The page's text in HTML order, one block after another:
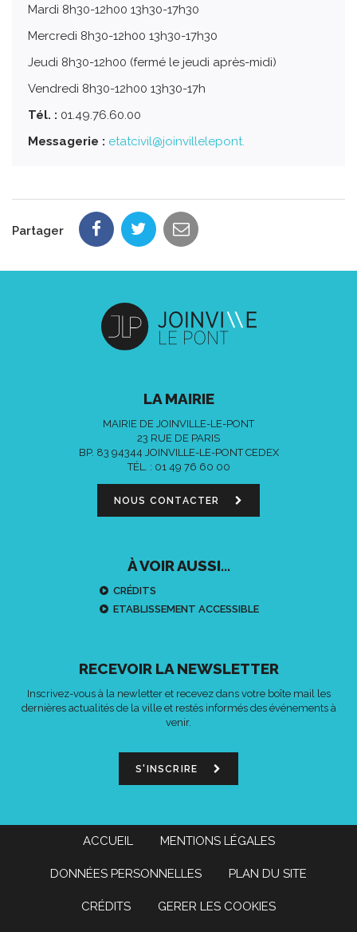
Mardi 8h30-12h00 13h30-17h30
Mercredi 8h30-12h00 13h30-17h30
Jeudi 8h30-12h00 (fermé le jeudi après-midi)
Vendredi 8h30-12h00 13h30-17h
Tél. : 01.49.76.60.00
Messagerie : etatcivil@joinvillelepont.
Partager
LA MAIRIE
MAIRIE DE JOINVILLE-LE-PONT
23 RUE DE PARIS
BP. 83 94344 JOINVILLE-LE-PONT CEDEX
TÉL. : 01 49 76 60 00
NOUS CONTACTER
À VOIR AUSSI...
CRÉDITS
ETABLISSEMENT ACCESSIBLE
RECEVOIR LA NEWSLETTER
Inscrivez-vous à la newletter et recevez dans votre boîte mail les
dernières actualités de la ville et restés informés des événements à
venir.
S'INSCRIRE
ACCUEIL MENTIONS LÉGALES
DONNÉES PERSONNELLES PLAN DU SITE
CRÉDITS GERER LES COOKIES